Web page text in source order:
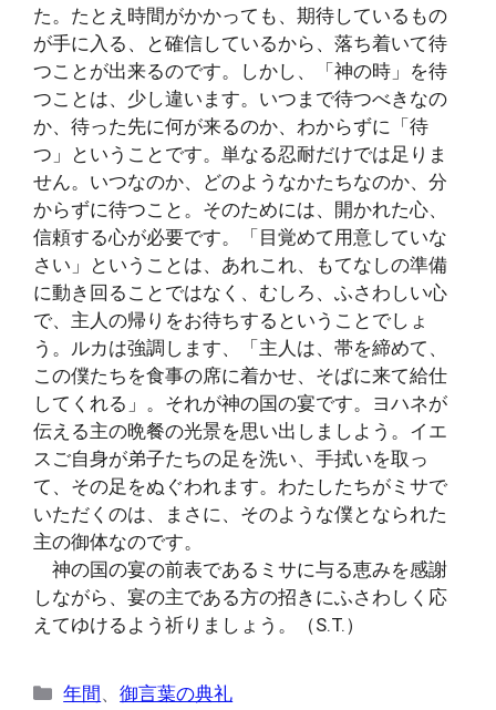
た。たとえ時間がかかっても、期待しているもの
が手に入る、と確信しているから、落ち着いて待
つことが出来るのです。しかし、「神の時」を待
つことは、少し違います。いつまで待つべきなの
か、待った先に何が来るのか、わからずに「待
つ」ということです。単なる忍耐だけでは足りま
せん。いつなのか、どのようなかたちなのか、分
からずに待つこと。そのためには、開かれた心、
信頼する心が必要です。「目覚めて用意していな
さい」ということは、あれこれ、もてなしの準備
に動き回ることではなく、むしろ、ふさわしい心
で、主人の帰りをお待ちするということでしょ
う。ルカは強調します、「主人は、帯を締めて、
この僕たちを食事の席に着かせ、そばに来て給仕
してくれる」。それが神の国の宴です。ヨハネが
伝える主の晩餐の光景を思い出しましよう。イエ
スご自身が弟子たちの足を洗い、手拭いを取っ
て、その足をぬぐわれます。わたしたちがミサで
いただくのは、まさに、そのような僕となられた
主の御体なのです。
神の国の宴の前表であるミサに与る恵みを感謝
しながら、宴の主である方の招きにふさわしく応
えてゆけるよう祈りましょう。（S.T.）
カ
年間、御言葉の典礼